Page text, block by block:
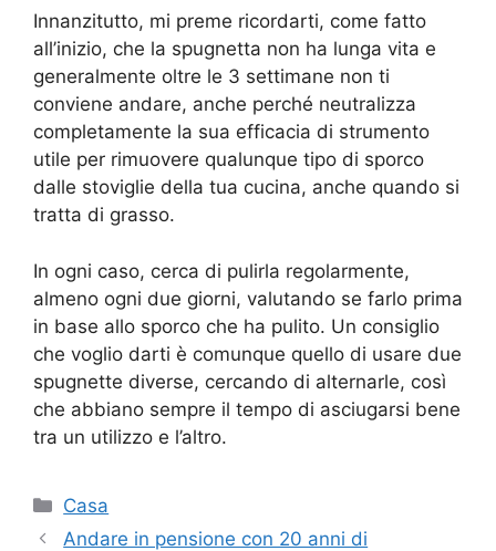
Innanzitutto, mi preme ricordarti, come fatto
all’inizio, che la spugnetta non ha lunga vita e
generalmente oltre le 3 settimane non ti
conviene andare, anche perché neutralizza
completamente la sua efficacia di strumento
utile per rimuovere qualunque tipo di sporco
dalle stoviglie della tua cucina, anche quando si
tratta di grasso.
In ogni caso, cerca di pulirla regolarmente,
almeno ogni due giorni, valutando se farlo prima
in base allo sporco che ha pulito. Un consiglio
che voglio darti è comunque quello di usare due
spugnette diverse, cercando di alternarle, così
che abbiano sempre il tempo di asciugarsi bene
tra un utilizzo e l’altro.
Categorie
Casa
Andare in pensione con 20 anni di